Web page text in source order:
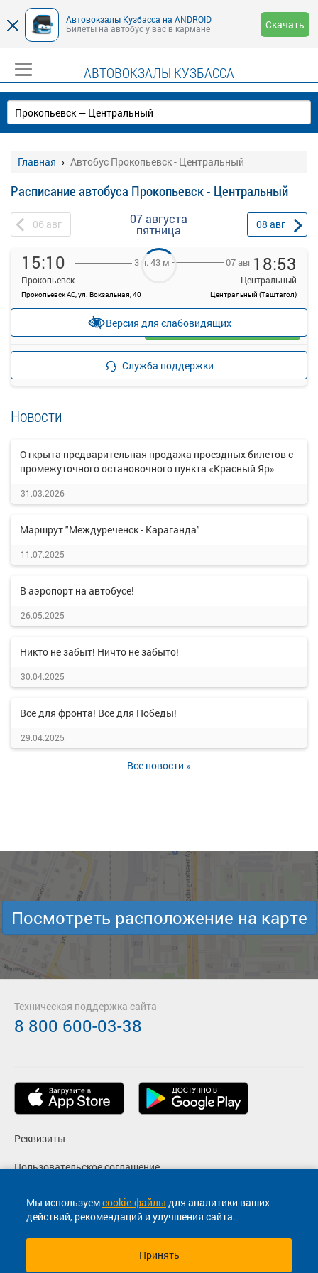
Автовокзалы Кузбасса на ANDROID
Билеты на автобус у вас в кармане
Скачать
АВТОВОКЗАЛЫ КУЗБАССА
Главная Автобус Прокопьевск - Центральный
Расписание автобуса Прокопьевск - Центральный
06 авг 07 августа
пятница 08 авг
15:10
Прокопьевск
Прокопьевск АС, ул. Вокзальная, 40
3 ч. 43 м 07 авг 18:53
Центральный
Центральный (Таштагол)
—
Загрузить цену
Версия для слабовидящих
Служба поддержки
Новости
Открыта предварительная продажа проездных билетов с
промежуточного остановочного пункта «Красный Яр»
31.03.2026
Маршрут "Междуреченск - Караганда"
11.07.2025
В аэропорт на автобусе!
26.05.2025
Никто не забыт! Ничто не забыто!
30.04.2025
Все для фронта! Все для Победы!
29.04.2025
Все новости »
Мы используемcookie-файлы для аналитики ваших
действий, рекомендаций и улучшения сайта.
Принять
Посмотреть расположение на карте
Реквизиты
Пользовательское соглашение
Политика конфиденциальности
Согласие на маркетинговые сообщения
Техническая поддержка сайта
8 800 600-03-38
© 2013-2026, ООО "Капитал"- Онлайн сервис продажи